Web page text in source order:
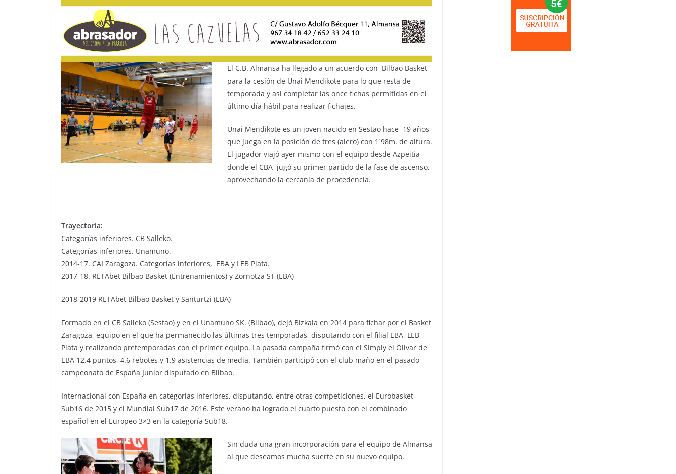
El C.B. Almansa ha llegado a un acuerdo con Bilbao Basket
para la cesión de Unai Mendikote para lo que resta de
temporada y así completar las once fichas permitidas en el
último día hábil para realizar fichajes.
Unai Mendikote es un joven nacido en Sestao hace 19 años
que juega en la posición de tres (alero) con 1´98m. de altura.
El jugador viajó ayer mismo con el equipo desde Azpeitia
donde el CBA jugó su primer partido de la fase de ascenso,
aprovechando la cercanía de procedencia.
Trayectoria:
Categorías inferiores. CB Salleko.
Categorías inferiores. Unamuno.
2014-17. CAI Zaragoza. Categorías inferiores, EBA y LEB Plata.
2017-18. RETAbet Bilbao Basket (Entrenamientos) y Zornotza ST (EBA)
2018-2019 RETAbet Bilbao Basket y Santurtzi (EBA)
Formado en el CB Salleko (Sestao) y en el Unamuno SK. (Bilbao), dejó Bizkaia en 2014 para fichar por el Basket
Zaragoza, equipo en el que ha permanecido las últimas tres temporadas, disputando con el filial EBA, LEB
Plata y realizando pretemporadas con el primer equipo. La pasada campaña firmó con el Simply el Olivar de
EBA 12.4 puntos, 4.6 rebotes y 1.9 asistencias de media. También participó con el club maño en el pasado
campeonato de España Junior disputado en Bilbao.
Internacional con España en categorías inferiores, disputando, entre otras competiciones, el Eurobasket
Sub16 de 2015 y el Mundial Sub17 de 2016. Este verano ha logrado el cuarto puesto con el combinado
español en el Europeo 3×3 en la categoría Sub18.
Sin duda una gran incorporación para el equipo de Almansa
al que deseamos mucha suerte en su nuevo equipo.